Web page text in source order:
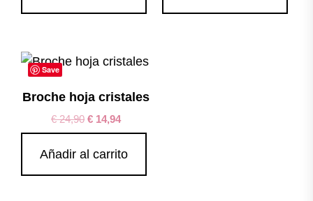
Save
Broche hoja cristales
€24,90 € 14,94
Añadir al carrito